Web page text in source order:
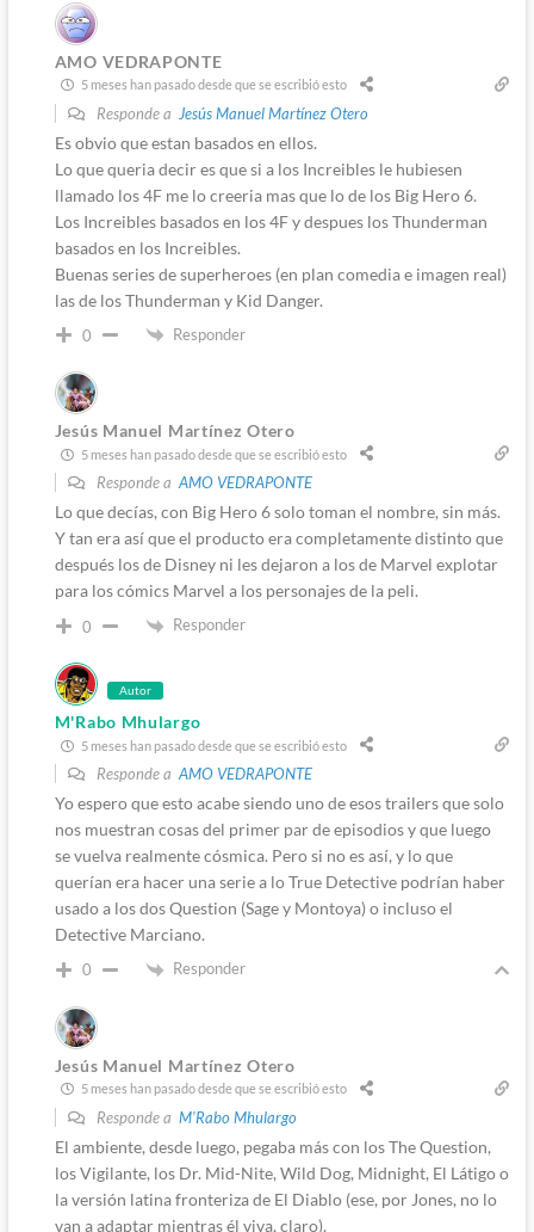
AMO VEDRAPONTE
5 meses han pasado desde que se escribió esto
Responde a Jesús Manuel Martínez Otero
Es obvio que estan basados en ellos.
Lo que queria decir es que si a los Increibles le hubiesen
llamado los 4F me lo creeria mas que lo de los Big Hero 6.
Los Increibles basados en los 4F y despues los Thunderman
basados en los Increibles.
Buenas series de superheroes (en plan comedia e imagen real)
las de los Thunderman y Kid Danger.
0 Responder
Jesús Manuel Martínez Otero
5 meses han pasado desde que se escribió esto
Responde aAMO VEDRAPONTE
Lo que decías, con Big Hero 6 solo toman el nombre, sin más.
Y tan era así que el producto era completamente distinto que
después los de Disney ni les dejaron a los de Marvel explotar
para los cómics Marvel a los personajes de la peli.
0 Responder
Autor
M'Rabo Mhulargo
5 meses han pasado desde que se escribió esto
Responde a AMO VEDRAPONTE
Yo espero que esto acabe siendo uno de esos trailers que solo
nos muestran cosas del primer par de episodios y que luego
se vuelva realmente cósmica. Pero si no es así, y lo que
querían era hacer una serie a lo True Detective podrían haber
usado a los dos Question (Sage y Montoya) o incluso el
Detective Marciano.
0 Responder
Jesús Manuel Martínez Otero
5 meses han pasado desde que se escribió esto
Responde a M'Rabo Mhulargo
El ambiente, desde luego, pegaba más con los The Question,
los Vigilante, los Dr. Mid-Nite, Wild Dog, Midnight, El Látigo o
la versión latina fronteriza de El Diablo (ese, por Jones, no lo
van a adaptar mientras él viva, claro).